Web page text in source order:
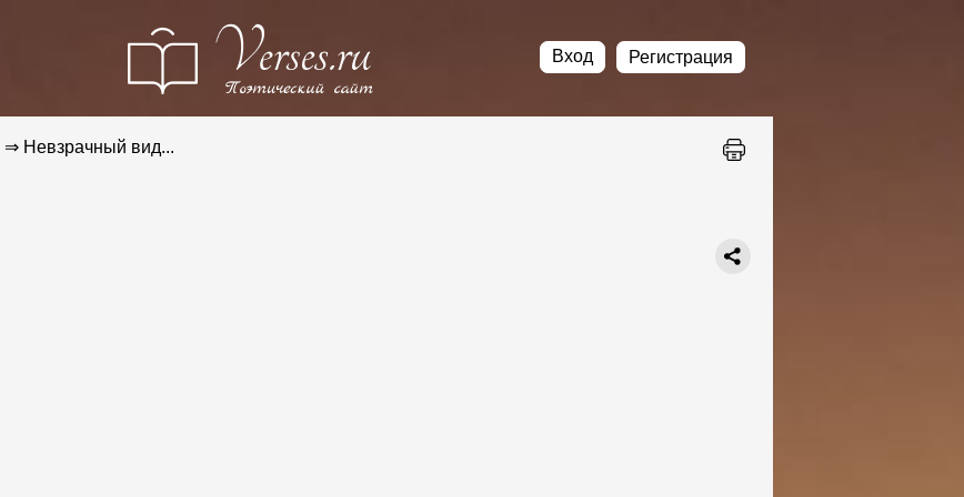
Вход Регистрация
⇒ Невзрачный вид...